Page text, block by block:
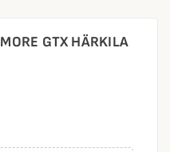
GTX HÄRKILA